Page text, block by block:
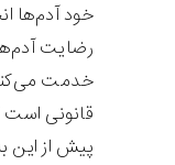
خود آدم‌ها
رضایت
خدمت
قانونی
پیش از این